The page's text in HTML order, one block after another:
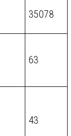
35078
63
43